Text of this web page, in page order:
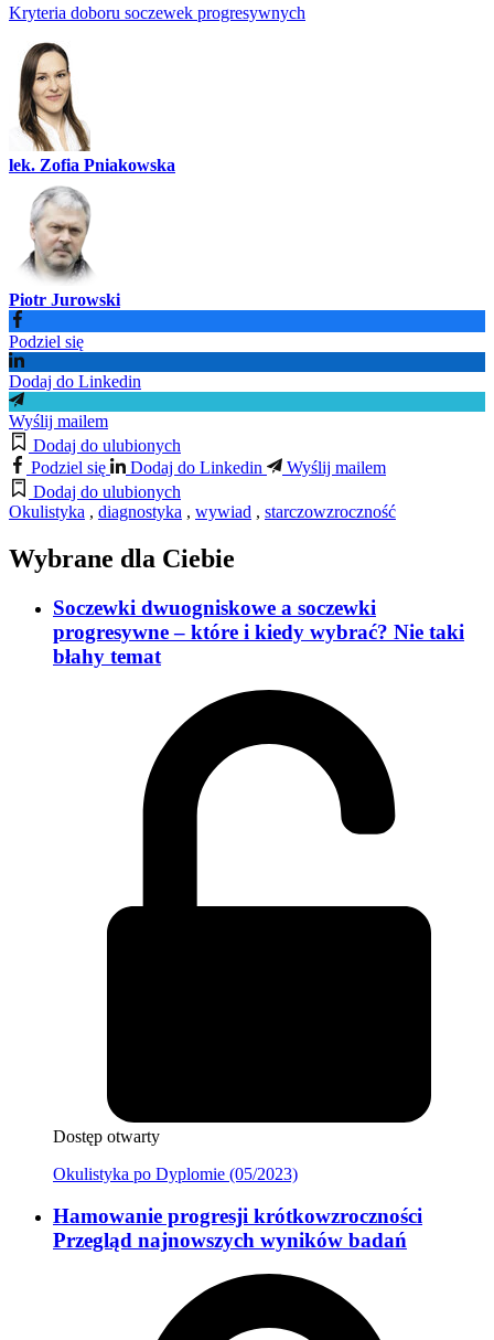
Kryteria doboru soczewek progresywnych
lek. Zofia Pniakowska
Piotr Jurowski
Podziel się
Dodaj do Linkedin
Wyślij mailem
Dodaj do ulubionych
Podziel się
Dodaj do Linkedin
Wyślij mailem
Dodaj do ulubionych
Okulistyka , diagnostyka , wywiad , starczowzroczność
Wybrane dla Ciebie
Soczewki dwuogniskowe a soczewki
progresywne – które i kiedy wybrać? Nie taki
błahy temat
Dostęp otwarty
Okulistyka po Dyplomie (05/2023)
Hamowanie progresji krótkowzroczności
Przegląd najnowszych wyników badań